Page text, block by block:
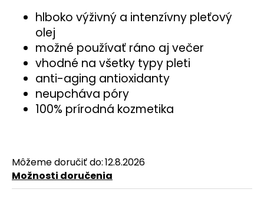
hlboko výživný a intenzívny pleťový
olej
možné používať ráno aj večer
vhodné na všetky typy pleti
anti-aging antioxidanty
neupcháva póry
100% prírodná kozmetika
Môžeme doručiť do:12.8.2026
Možnosti doručenia
m